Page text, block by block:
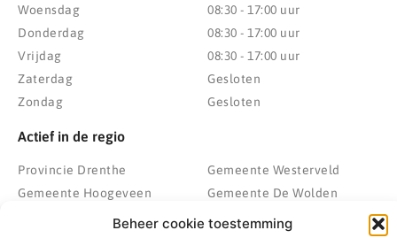
Beheer cookie toestemming
Woensdag
Donderdag
Vrijdag
Zaterdag
Zondag
08:30 - 17:00 uur
08:30 - 17:00 uur
08:30 - 17:00 uur
Gesloten
Gesloten
Actief in de regio
Provincie Drenthe
Gemeente Hoogeveen
Gemeente Meppel
Gemeente Westerveld
Gemeente De Wolden
Zwolle